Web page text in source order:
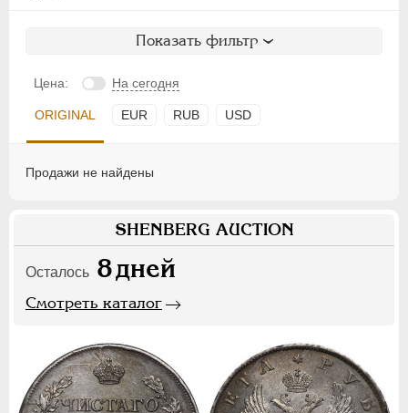
Показать фильтр
Цена: На сегодня
ORIGINAL EUR RUB USD
Продажи не найдены
SHENBERG AUCTION
Осталось 8дней
Смотреть каталог